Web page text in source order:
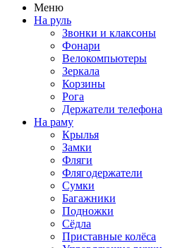
Меню
На руль
Звонки и клаксоны
Фонари
Велокомпьютеры
Зеркала
Корзины
Рога
Держатели телефона
На раму
Крылья
Замки
Фляги
Флягодержатели
Сумки
Багажники
Подножки
Сёдла
Приставные колёса